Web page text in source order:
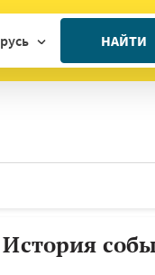
НАЙТИ
История